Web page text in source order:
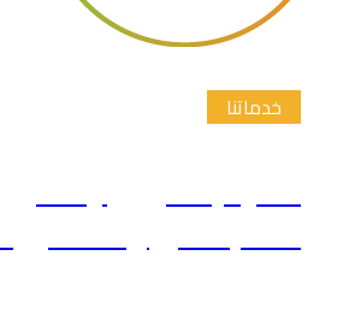
خدماتنا
اقتراح عناوين رسائل
الماجستير